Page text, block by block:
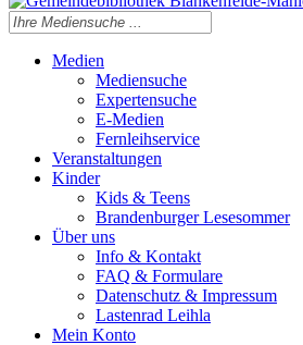
Medien
Mediensuche
Expertensuche
E-Medien
Fernleihservice
Veranstaltungen
Kinder
Kids & Teens
Brandenburger Lesesommer
Über uns
Info & Kontakt
FAQ & Formulare
Datenschutz & Impressum
Lastenrad Leihla
Mein Konto